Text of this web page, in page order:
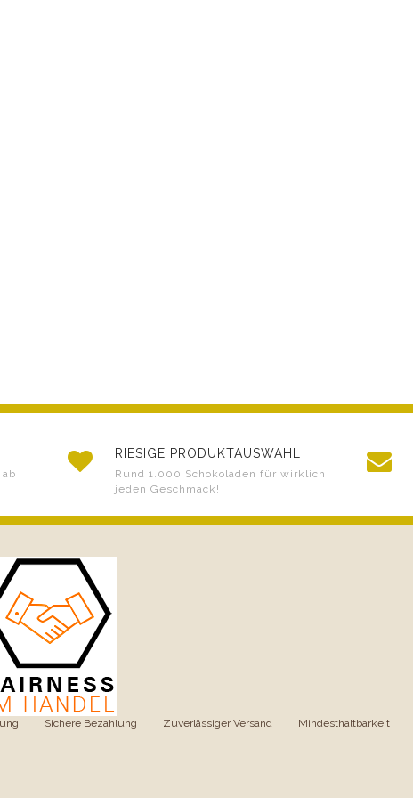
RIESIGE PRODUKTAUSWAHL
Rund 1.000 Schokoladen für wirklich
jeden Geschmack!
Sichere Bezahlung Zuverlässiger Versand Mindesthaltbarkeit